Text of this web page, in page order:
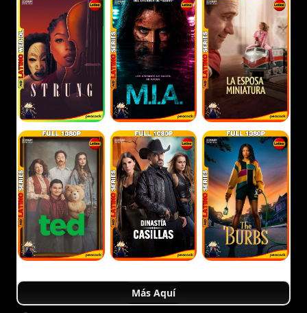
Más Aquí